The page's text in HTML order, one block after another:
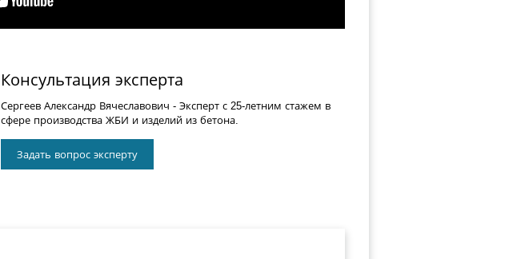
Консультация эксперта
Сергеев Александр Вячеславович - Эксперт с 25-летним стажем в
сфере производства ЖБИ и изделий из бетона.
Задать вопрос эксперту